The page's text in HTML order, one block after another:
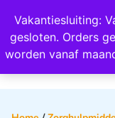
Vakantiesluiting:
gesloten. Orders
worden vanaf
Wij